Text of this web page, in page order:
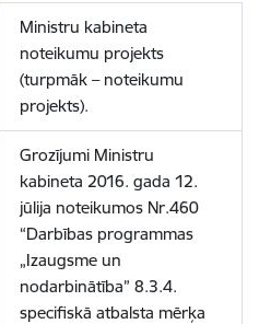
Ministru kabineta
noteikumu projekts
(turpmāk – noteikumu
projekts).
Grozījumi Ministru
kabineta 2016. gada 12.
jūlija noteikumos Nr.460
“Darbības programmas
„Izaugsme un
nodarbinātība” 8.3.4.
specifiskā atbalsta mērķa